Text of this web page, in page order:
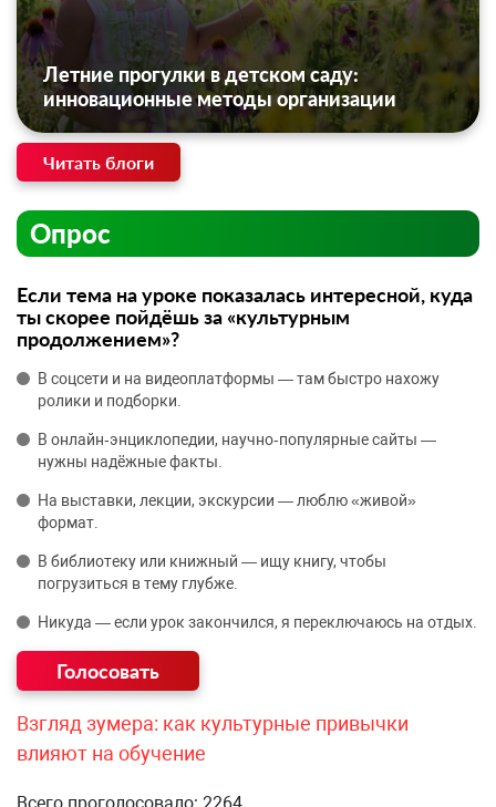
Летние прогулки в детском саду:
инновационные методы организации
Читать блоги
Опрос
Если тема на уроке показалась интересной, куда
ты скорее пойдёшь за «культурным
продолжением»?
В соцсети и на видеоплатформы — там быстро нахожу
ролики и подборки.
В онлайн‑энциклопедии, научно‑популярные сайты —
нужны надёжные факты.
На выставки, лекции, экскурсии — люблю «живой»
формат.
В библиотеку или книжный — ищу книгу, чтобы
погрузиться в тему глубже.
Никуда — если урок закончился, я переключаюсь на отдых.
Взгляд зумера: как культурные привычки
влияют на обучение